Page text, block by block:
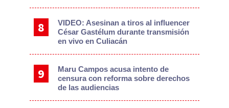
VIDEO: Asesinan a tiros al influencer
César Gastélum durante transmisión
en vivo en Culiacán
Maru Campos acusa intento de
censura con reforma sobre derechos
de las audiencias